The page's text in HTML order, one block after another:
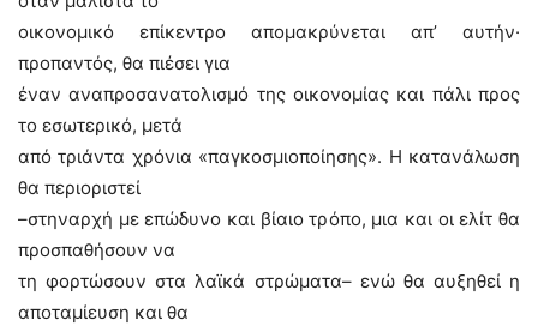
οικονομικό επίκεντρο απομακρύνεται απ’ αυτήν·
προπαντός, θα πιέσει για
έναν αναπροσανατολισμό της οικονομίας και πάλι προς
το εσωτερικό, μετά
από τριάντα χρόνια «παγκοσμιοποίησης». Η κατανάλωση
θα περιοριστεί
–στηναρχή με επώδυνο και βίαιο τρόπο, μια και οι ελίτ θα
προσπαθήσουν να
τη φορτώσουν στα λαϊκά στρώματα– ενώ θα αυξηθεί η
αποταμίευση και θα